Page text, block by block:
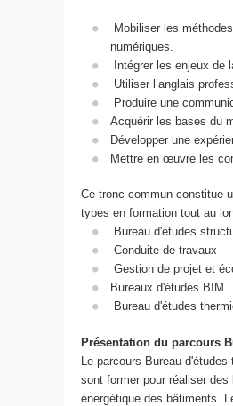
Mobiliser les
numériques.
Intégrer les enjeux de
Utiliser l’anglais
Produire une
Acquérir les bases du
Développer une
Mettre en œuvre les
Ce tronc commun constitue
types en formation tout au
Bureau d'études
Conduite de travaux
Gestion de projet et
Bureaux d'études BIM
Bureau d'études
Présentation du parcours
Le parcours Bureau
sont former pour réaliser
énergétique des bâtiments.